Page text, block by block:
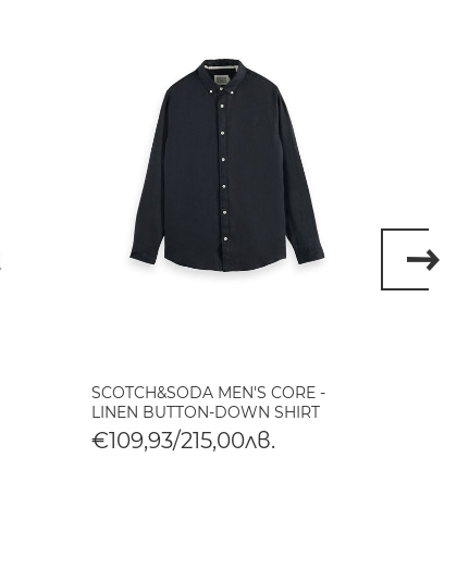
SCOTCH&SODA MEN'S CORE -
LINEN BUTTON-DOWN SHIRT
€109,93/215,00лв.